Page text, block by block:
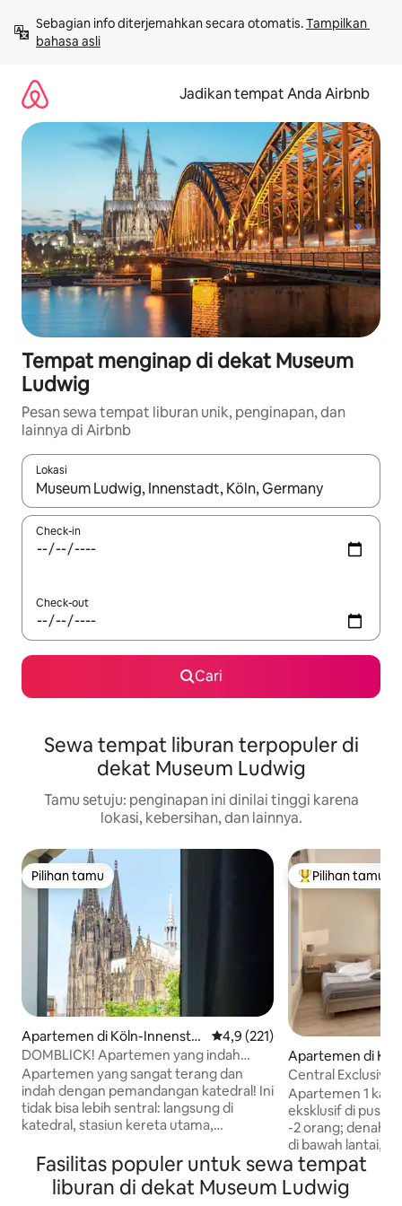
langsung
lihat
Sebagian info diterjemahkan secara otomatis. Tampilkan
bahasa asli
Jadikan tempat Anda Airbnb
Tempat menginap di dekat Museum
Ludwig
Pesan sewa tempat liburan unik, penginapan, dan
lainnya di Airbnb
Lokasi
Jika hasil yang dicari tersedia, telusuri dengan tombol panah
Check-in
Check-out
Cari
Sewa tempat liburan terpopuler di
dekat Museum Ludwig
Tamu setuju: penginapan ini dinilai tinggi karena
lokasi, kebersihan, dan lainnya.
Pilihan tamu
Pilihan tamu
Apartemen di Köln-Innensta
dt
Nilai rata-rata 4,9 dari 5, 221
4,9 (221)
DOMBLICK! Apartemen yang indah
sangat sentral
Apartemen yang sangat terang dan
indah dengan pemandangan katedral! Ini
tidak bisa lebih sentral: langsung di
katedral, stasiun kereta utama,
perbelanjaan adalah apartemen
eksklusif kami di jantung kota. Dari sini
Anda bisa dengan mudah menjangkau
Pilihan tamu
Pilihan tamu
Apartemen di
adt
Central Exclusive
ke katedral
Apartemen 1
eksklusif di pusat
-2 orang; denah
di bawah lantai,
nyaman (1,40 x
bergaya, dapur,
berkualitas tinggi;
Fasilitas populer untuk sewa tempat
liburan di dekat Museum Ludwig